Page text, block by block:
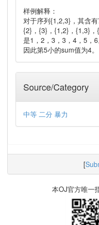
样例解释：
对于序列{1,2,3}，其含
{2}，{3}，{1,2}，{1,3}
是1，2，3，3，4，5，6
因此第5小的sum值为4。
Source/Category
中等 二分 暴力
[
本OJ官方唯一